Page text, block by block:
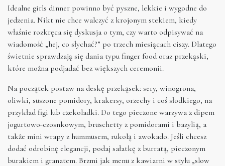
Idealne girls dinner powinno być pyszne, lekkie i wygodne do
jedzenia. Nikt nie chce walczyć z krojonym stekiem, kiedy
właśnie rozkręca się dyskusja o tym, czy warto odpisywać na
wiadomość „hej, co słychać?” po trzech miesiącach ciszy. Dlatego
świetnie sprawdzają się dania typu finger food oraz przekąski,
które można podjadać bez większych ceremonii.
Na początek postaw na deskę przekąsek: sery, winogrona,
oliwki, suszone pomidory, krakersy, orzechy i coś słodkiego, na
przykład figi lub czekoladki. Do tego pieczone warzywa z dipem
jogurtowo-czosnkowym, bruschetty z pomidorami i bazylią, a
także mini wrapy z hummusem, rukolą i awokado. Jeśli chcesz
dodać odrobinę elegancji, podaj sałatkę z burratą, pieczonym
burakiem i granatem. Brzmi jak menu z kawiarni w stylu „slow